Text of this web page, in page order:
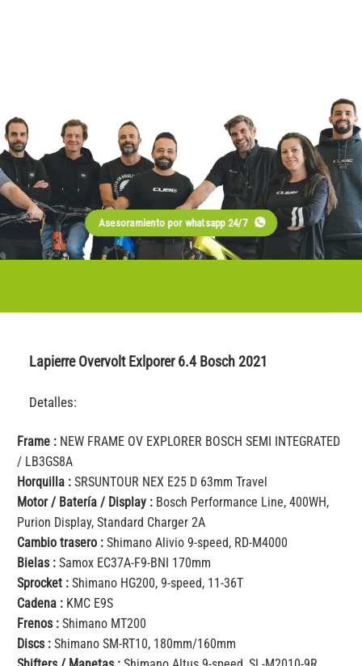
Asesoramiento por whatsapp 24/7
Lapierre Overvolt Exlporer 6.4 Bosch 2021
Detalles:
Frame : NEW FRAME OV EXPLORER BOSCH SEMI INTEGRATED
/ LB3GS8A
Horquilla :SRSUNTOUR NEX E25 D 63mm Travel
Motor / Batería / Display : Bosch Performance Line, 400WH,
Purion Display, Standard Charger 2A
Cambio trasero :Shimano Alivio 9-speed, RD-M4000
Bielas :Samox EC37A-F9-BNI 170mm
Sprocket :Shimano HG200, 9-speed, 11-36T
Cadena : KMC E9S
Frenos :Shimano MT200
Discs :Shimano SM-RT10, 180mm/160mm